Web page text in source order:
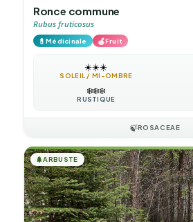
Ronce commune
Rubus fruticosus
💊Médicinale 🍎Fruit
☀️☀️☀️
SOLEIL / MI-OMBRE
❄️❄️❄️
RUSTIQUE
🍃ROSACEAE
🌲ARBUSTE